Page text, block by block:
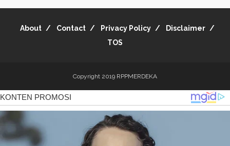
About Contact Privacy Policy
Disclaimer
TOS
Copyright 2019 RPPMERDEKA